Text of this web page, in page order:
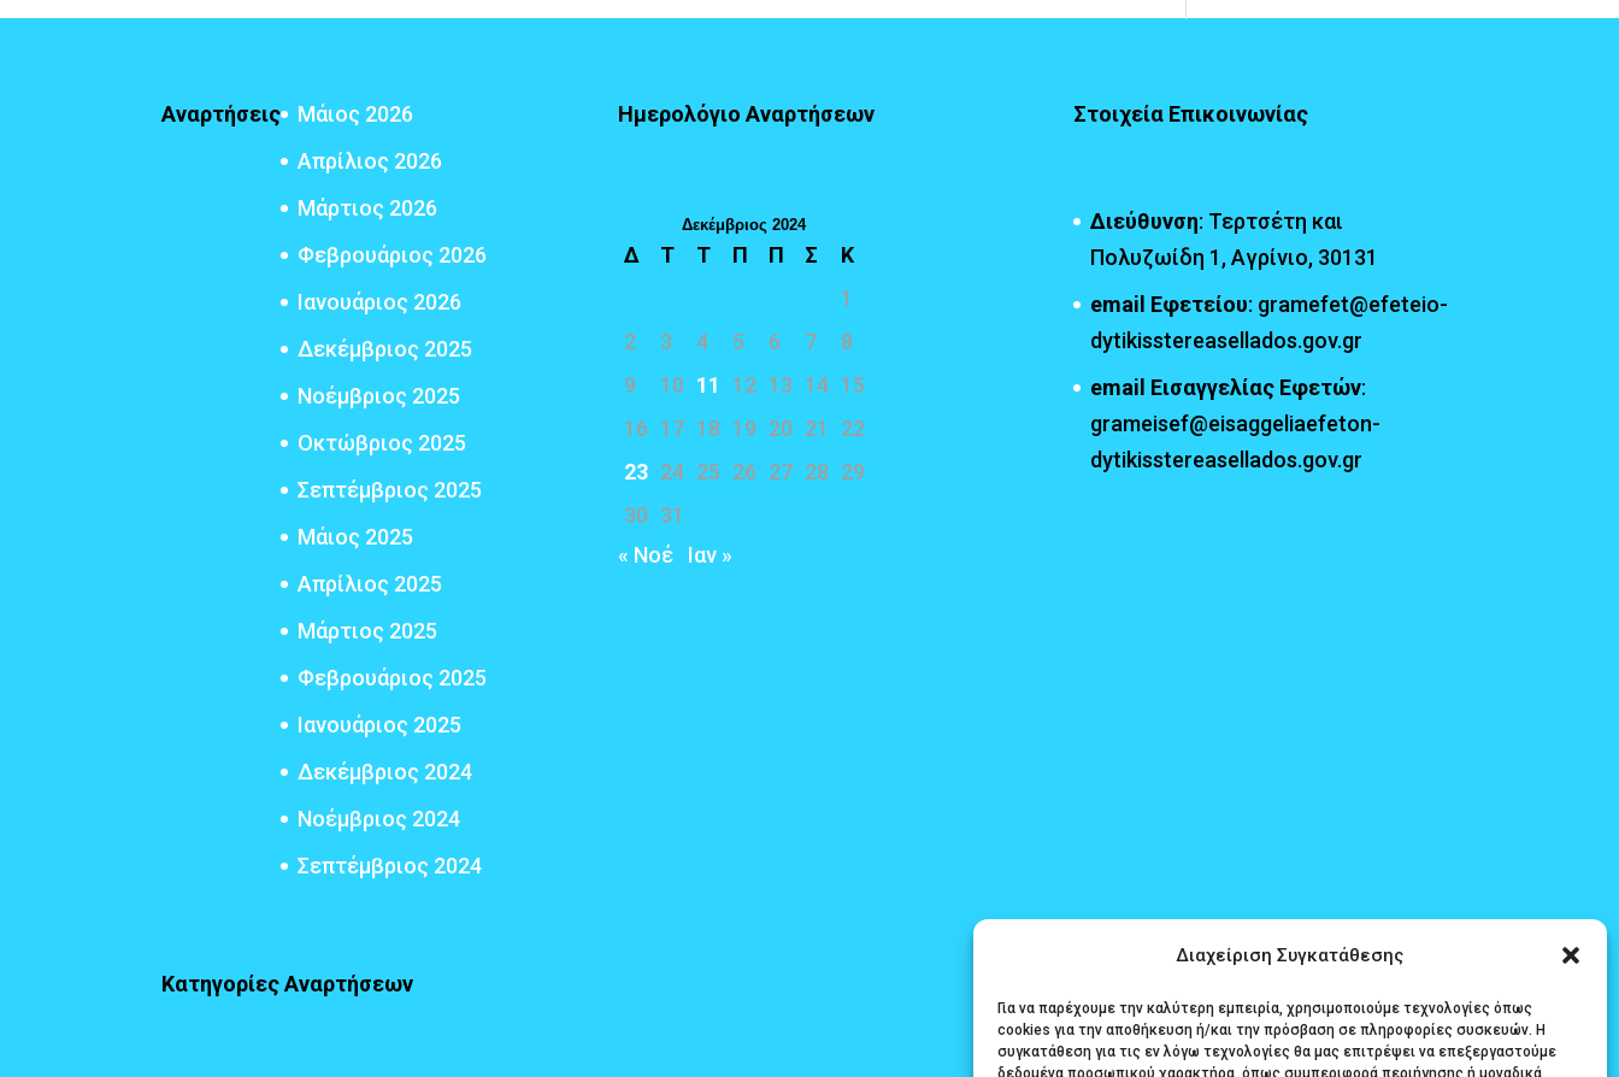
Διαχείριση Συγκατάθεσης
Για να παρέχουμε την καλύτερη εμπειρία, χρησιμοποιούμε τεχνολογίες όπως
cookies για την αποθήκευση ή/και την πρόσβαση σε πληροφορίες συσκευών. Η
συγκατάθεση για τις εν λόγω τεχνολογίες θα μας επιτρέψει να επεξεργαστούμε
δεδομένα προσωπικού χαρακτήρα, όπως συμπεριφορά περιήγησης ή μοναδικά
Αναρτήσεις
Μάιος 2026
Απρίλιος 2026
Μάρτιος 2026
Φεβρουάριος 2026
Ιανουάριος 2026
Δεκέμβριος 2025
Νοέμβριος 2025
Οκτώβριος 2025
Σεπτέμβριος 2025
Μάιος 2025
Απρίλιος 2025
Μάρτιος 2025
Φεβρουάριος 2025
Ιανουάριος 2025
Δεκέμβριος 2024
Νοέμβριος 2024
Σεπτέμβριος 2024
Κατηγορίες Αναρτήσεων
Ημερολόγιο Αναρτήσεων
Δεκέμβριος 2024
Δ Τ Τ Π Π Σ
Κ
1
2
3 4 5 6 7
8
9
10 11 12 13 14 15
16 17 18 19 20 21
22
23 24 25 26 27 28 29
30 31
« Νοέ
Ιαν »
Στοιχεία Επικοινωνίας
Διεύθυνση: Τερτσέτη και
Πολυζωίδη 1, Αγρίνιο, 30131
email Εφετείου: gramefet@efeteio-
dytikisstereasellados.gov.gr
email Εισαγγελίας Εφετών:
grameisef@eisaggeliaefeton-
dytikisstereasellados.gov.gr